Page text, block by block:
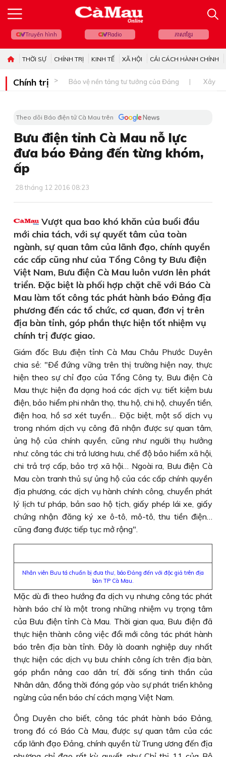
Truyền hình Radio ភាសាខ្មែរ
THỜI SỰ CHÍNH TRỊ KINH TẾ XÃ HỘI CẢI CÁCH HÀNH CHÍNH
Chính trị Bảo vệ nền tảng tư tưởng của Đảng Xây
Theo dõi Báo điện tử Cà Mau trên
Bưu điện tỉnh Cà Mau nỗ lực
đưa báo Đảng đến từng khóm,
ấp
28 tháng 12 2016 08:23
Vượt qua bao khó khăn của buổi đầu
mới chia tách, với sự quyết tâm của toàn
ngành, sự quan tâm của lãnh đạo, chính quyền
các cấp cũng như của Tổng Công ty Bưu điện
Việt Nam, Bưu điện Cà Mau luôn vươn lên phát
triển. Ðặc biệt là phối hợp chặt chẽ với Báo Cà
Mau làm tốt công tác phát hành báo Ðảng địa
phương đến các tổ chức, cơ quan, đơn vị trên
địa bàn tỉnh, góp phần thực hiện tốt nhiệm vụ
chính trị được giao.
Giám đốc Bưu điện tỉnh Cà Mau Châu Phước Duyên
chia sẻ: "Ðể đứng vững trên thị trường hiện nay, thực
hiện theo sự chỉ đạo của Tổng Công ty, Bưu điện Cà
Mau thực hiện đa dạng hoá các dịch vụ: tiết kiệm bưu
điện, bảo hiểm phi nhân thọ, thu hộ, chi hộ, chuyển tiền,
điện hoa, hồ sơ xét tuyển… Ðặc biệt, một số dịch vụ
trong nhóm dịch vụ công đã nhận được sự quan tâm,
ủng hộ của chính quyền, cũng như người thụ hưởng
như: công tác chi trả lương hưu, chế độ bảo hiểm xã hội,
chi trả trợ cấp, bảo trợ xã hội… Ngoài ra, Bưu điện Cà
Mau còn tranh thủ sự ủng hộ của các cấp chính quyền
địa phương, các dịch vụ hành chính công, chuyển phát
lý lịch tư pháp, bản sao hộ tịch, giấy phép lái xe, giấy
chứng nhận đăng ký xe ô-tô, mô-tô, thu tiền điện…
cũng đang được tiếp tục mở rộng".
Nhân viên Bưu tá chuẩn bị đưa thư, báo Ðảng đến với độc giả trên địa
bàn TP Cà Mau.
Mặc dù đi theo hướng đa dịch vụ nhưng công tác phát
hành báo chí là một trong những nhiệm vụ trọng tâm
của Bưu điện tỉnh Cà Mau. Thời gian qua, Bưu điện đã
thực hiện thành công việc đổi mới công tác phát hành
báo trên địa bàn tỉnh. Đây là doanh nghiệp duy nhất
thực hiện các dịch vụ bưu chính công ích trên địa bàn,
góp phần nâng cao dân trí, đời sống tinh thần của
Nhân dân, đồng thời đóng góp vào sự phát triển không
ngừng của nền báo chí cách mạng Việt Nam.
Ông Duyên cho biết, công tác phát hành báo Ðảng,
trong đó có Báo Cà Mau, được sự quan tâm của các
cấp lãnh đạo Ðảng, chính quyền từ Trung ương đến địa